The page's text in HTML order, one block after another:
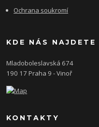
Ochrana soukromí
KDE NÁS NAJDETE
Mladoboleslavská 674
190 17 Praha 9 - Vinoř
KONTAKTY